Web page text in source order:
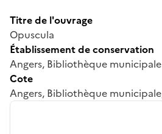
Titre de l'ouvrage
Opuscula
Établissement de conservation
Angers, Bibliothèque municipale
Cote
Angers, Bibliothèque